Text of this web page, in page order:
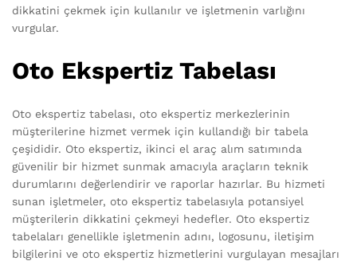
dikkatini çekmek için kullanılır ve işletmenin varlığını
vurgular.
Oto Ekspertiz Tabelası
Oto ekspertiz tabelası, oto ekspertiz merkezlerinin
müşterilerine hizmet vermek için kullandığı bir tabela
çeşididir. Oto ekspertiz, ikinci el araç alım satımında
güvenilir bir hizmet sunmak amacıyla araçların teknik
durumlarını değerlendirir ve raporlar hazırlar. Bu hizmeti
sunan işletmeler, oto ekspertiz tabelasıyla potansiyel
müşterilerin dikkatini çekmeyi hedefler. Oto ekspertiz
tabelaları genellikle işletmenin adını, logosunu, iletişim
bilgilerini ve oto ekspertiz hizmetlerini vurgulayan mesajları